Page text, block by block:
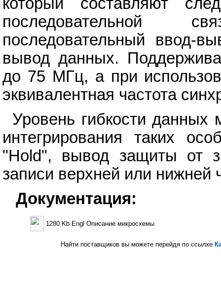
последовательной
последовательный ввод-
вывод данных.
до 75 МГц, а при
эквивалентная частота
Уровень гибкости данных
интегрирования таких
"Hold", вывод защиты от
записи верхней или нижней
Документация:
1280 Kb Engl Описание микросхемы
Найти поставщиков вы можете перейдя по ссылке